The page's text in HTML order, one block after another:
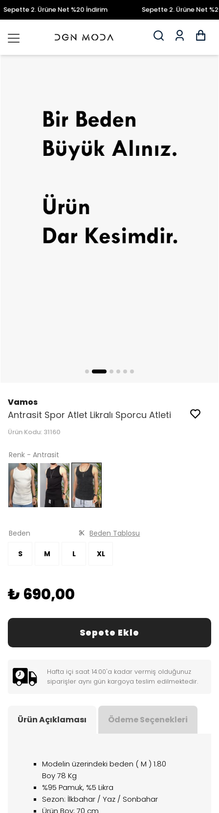
2. Ürüne Net %20 İndirim Sepette 2. Ürüne Net %20
Vamos
Antrasit Spor Atlet Likralı Sporcu Atleti
Ürün Kodu: 31160
Renk - Antrasit
Beden Beden Tablosu
S M L XL
₺ 690,00
Sepete Ekle
Hafta içi saat 14:00'a kadar vermiş olduğunuz
siparişler aynı gün kargoya teslim edilmektedir.
Ürün Açıklaması Ödeme Seçenekleri
Modelin üzerindeki beden ( M ) 1.80
Boy 78 Kg
%95 Pamuk, %5 Likra
Sezon: İlkbahar / Yaz / Sonbahar
Ürün Boy: 70 cm